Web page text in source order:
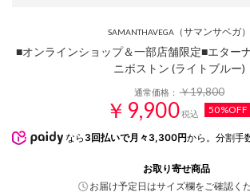
SAMANTHAVEGA（サマンサベガ）
■オンラインショップ＆一部店舗限定■エター
ニボストン (ライトブルー)
通常価格：￥19,800
￥9,900税込 50%OFF
なら 3回払いで月々3,300円から。分割手
お取り寄せ商品
お届け予定日はサイズ欄をご確認くだ